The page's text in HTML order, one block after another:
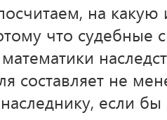
на
что судебные
составляет не
если